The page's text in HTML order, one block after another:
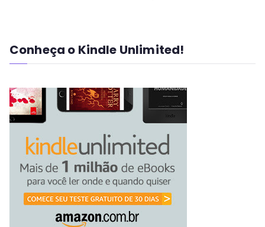
Conheça o Kindle Unlimited!